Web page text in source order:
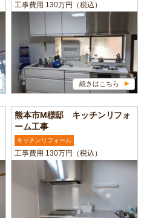
工事費用 130万円（税込）
続きはこちら
熊本市M様邸 キッチンリフォ
ーム工事
キッチンリフォーム
工事費用 130万円（税込）